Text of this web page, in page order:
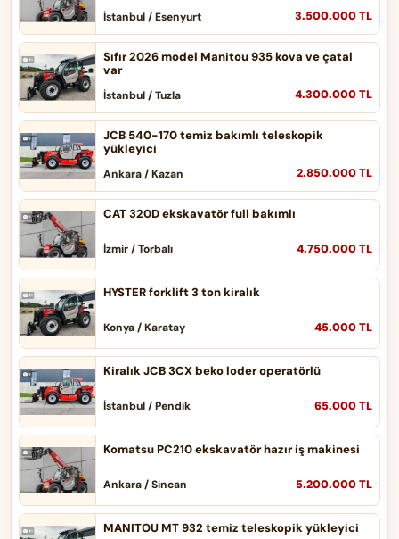
3.500.000 TL
İstanbul / Esenyurt
Sıfır 2026 model Manitou 935 kova ve çatal
var
4.300.000 TL
İstanbul / Tuzla
JCB 540-170 temiz bakımlı teleskopik
yükleyici
2.850.000 TL
Ankara / Kazan
CAT 320D ekskavatör full bakımlı
4.750.000 TL
İzmir / Torbalı
HYSTER forklift 3 ton kiralık
45.000 TL
Konya / Karatay
Kiralık JCB 3CX beko loder operatörlü
65.000 TL
İstanbul / Pendik
Komatsu PC210 ekskavatör hazır iş makinesi
5.200.000 TL
Ankara / Sincan
MANITOU MT 932 temiz teleskopik yükleyici